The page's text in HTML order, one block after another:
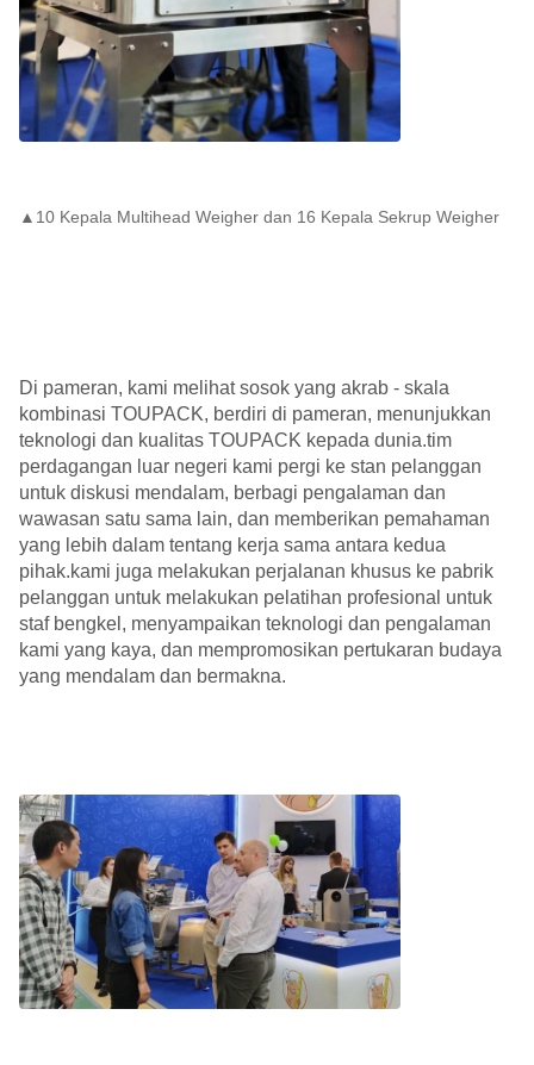
▲10 Kepala Multihead Weigher dan 16 Kepala Sekrup Weigher
Di pameran, kami melihat sosok yang akrab - skala
kombinasi TOUPACK, berdiri di pameran, menunjukkan
teknologi dan kualitas TOUPACK kepada dunia.tim
perdagangan luar negeri kami pergi ke stan pelanggan
untuk diskusi mendalam, berbagi pengalaman dan
wawasan satu sama lain, dan memberikan pemahaman
yang lebih dalam tentang kerja sama antara kedua
pihak.kami juga melakukan perjalanan khusus ke pabrik
pelanggan untuk melakukan pelatihan profesional untuk
staf bengkel, menyampaikan teknologi dan pengalaman
kami yang kaya, dan mempromosikan pertukaran budaya
yang mendalam dan bermakna.